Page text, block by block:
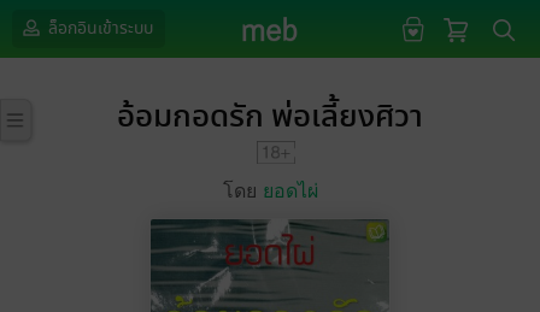
ล็อกอินเข้าระบบ
อ้อมกอดรัก พ่อเลี้ยงศิวา
โดย ยอดไผ่